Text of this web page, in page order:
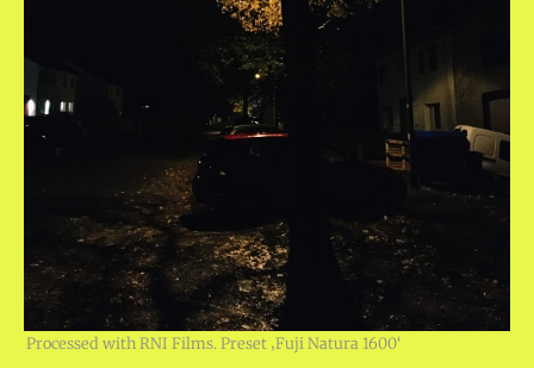
Processed with RNI Films. Preset ‚Fuji Natura 1600‘